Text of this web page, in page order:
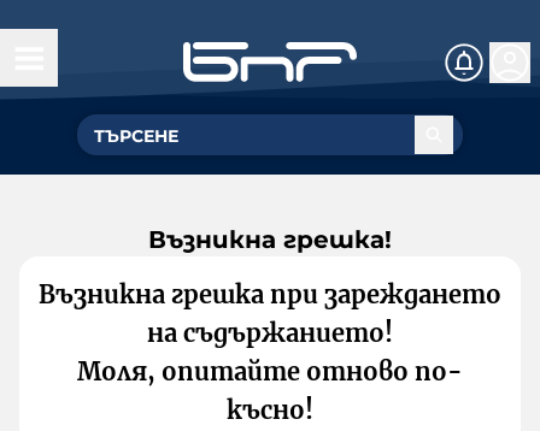
Възникна грешка!
Възникна грешка при зареждането
на съдържанието!
Моля, опитайте отново по-
късно!